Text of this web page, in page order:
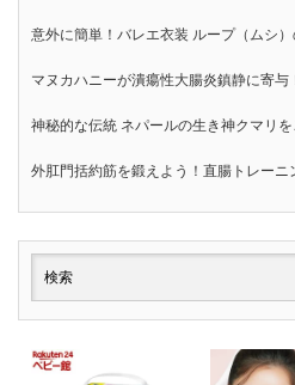
意外に簡単！バレエ衣装 ループ（ムシ
マヌカハニーが潰瘍性大腸炎鎮静に寄与
神秘的な伝統 ネパールの生き神クマリを
外肛門括約筋を鍛えよう！直腸トレーニ